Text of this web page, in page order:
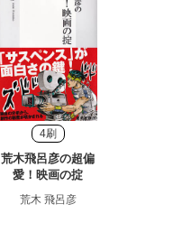
4刷
荒木飛呂彦の超偏
愛！映画の掟
荒木 飛呂彦